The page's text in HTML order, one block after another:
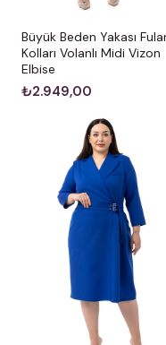
Önü pliseli, arkası düz,
Büyük Beden Yakası
Kolları Volanlı Midi Vizon
Elbise
₺2.949,00